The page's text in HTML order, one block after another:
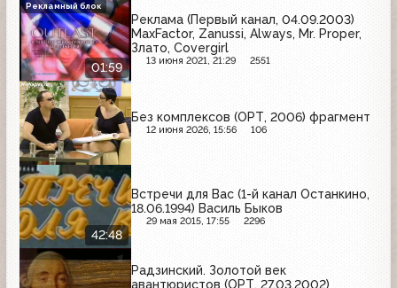
01:59
Реклама (Первый канал, 04.09.2003)
MaxFactor, Zanussi, Always, Mr. Proper,
Злато, Covergirl
13 июня 2021, 21:29 2551
Рекламный блок
Без комплексов (ОРТ, 2006) фрагмент
12 июня 2026, 15:56 106
42:48
Встречи для Вас (1-й канал Останкино,
18.06.1994) Василь Быков
29 мая 2015, 17:55 2296
Радзинский. Золотой век
авантюристов (ОРТ, 27.03.2002)